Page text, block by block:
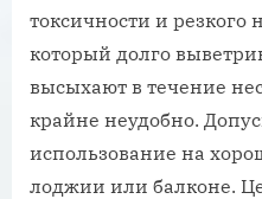
токсичности и резкого
который долго
высыхают в течение
крайне неудобно.
использование на
лоджии или балконе.